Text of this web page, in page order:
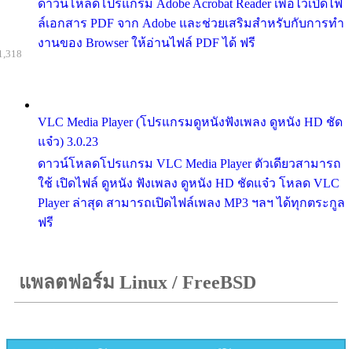
ดาวน์โหลดโปรแกรม Adobe Acrobat Reader เพื่อไว้เปิดไฟ
ล์เอกสาร PDF จาก Adobe และช่วยเสริมสำหรับกับการทำ
งานของ Browser ให้อ่านไฟล์ PDF ได้ ฟรี
VLC Media Player (โปรแกรมดูหนังฟังเพลง ดูหนัง HD ชัด
แจ๋ว) 3.0.23
ดาวน์โหลดโปรแกรม VLC Media Player ตัวเดียวสามารถ
ใช้ เปิดไฟล์ ดูหนัง ฟังเพลง ดูหนัง HD ชัดแจ๋ว โหลด VLC
Player ล่าสุด สามารถเปิดไฟล์เพลง MP3 ฯลฯ ได้ทุกตระกูล
ฟรี
แพลตฟอร์ม Linux / FreeBSD